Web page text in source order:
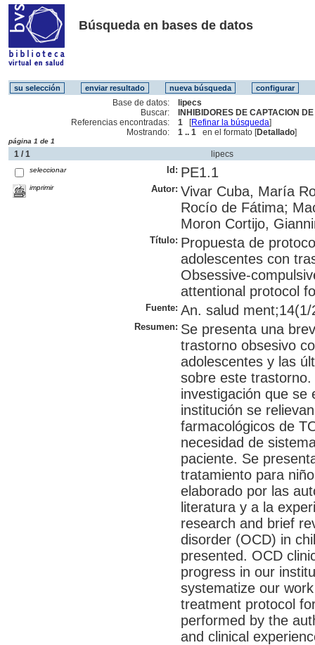
Búsqueda en bases de datos
Base de datos:
lipecs
Buscar:
INHIBIDORES DE CAPTACION
Referencias encontradas:
1 [Refinar la búsqueda]
Mostrando:
1 .. 1 en el formato [Detallado]
página 1 de 1
1 / 1 lipecs
seleccionar
imprimir
Id: PE1.1
Autor: Vivar Cuba, María
Rocío de Fátima;
Moron Cortijo,
Título: Propuesta de
adolescentes con
Obsessive-
attentional protocol
Fuente: An. salud
Resumen: Se presenta una
trastorno obsesivo
adolescentes y las
sobre este
investigación que se
institución se
farmacológicos de
necesidad de
paciente. Se
tratamiento para
elaborado por las
literatura y a la
research and brief
disorder (OCD) in
presented. OCD
progress in our
systematize our
treatment protocol
performed by the
and clinical